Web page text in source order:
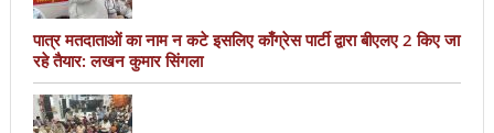
पात्र मतदाताओं का नाम न कटे इसलिए काँग्रेस पार्टी द्वारा बीएलए 2 किए जा
रहे तैयार: लखन कुमार सिंगला